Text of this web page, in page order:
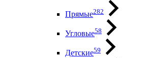
Прямые282
Угловые58
Детские59